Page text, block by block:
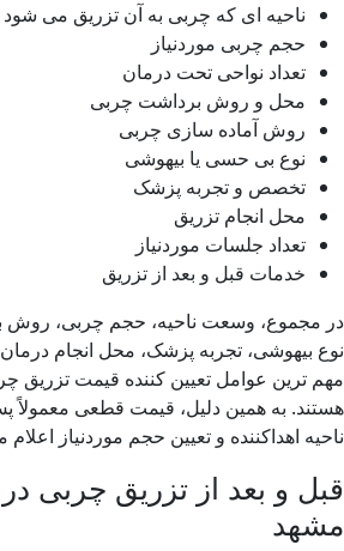
ناحیه ای که چربی به آن تزریق می شود
حجم چربی موردنیاز
تعداد نواحی تحت درمان
محل و روش برداشت چربی
روش آماده سازی چربی
نوع بی حسی یا بیهوشی
تخصص و تجربه پزشک
محل انجام تزریق
تعداد جلسات موردنیاز
خدمات قبل و بعد از تزریق
در مجموع، وسعت ناحیه، حجم چربی، روش
نوع بیهوشی، تجربه پزشک، محل انجام درمان
مهم ترین عوامل تعیین کننده قیمت تزریق
هستند. به همین دلیل، قیمت قطعی معمولاً
ناحیه اهداکننده و تعیین حجم موردنیاز
قبل و بعد از تزریق چربی در
مشهد